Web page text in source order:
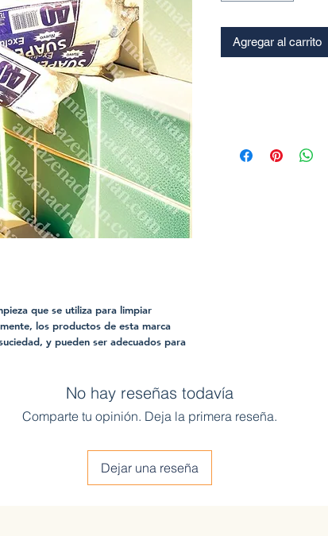
que se utiliza para limpiar
los productos de esta marca
y pueden ser adecuados para
Agregar al carrito
No hay reseñas todavía
Comparte tu opinión. Deja la primera reseña.
Dejar una reseña